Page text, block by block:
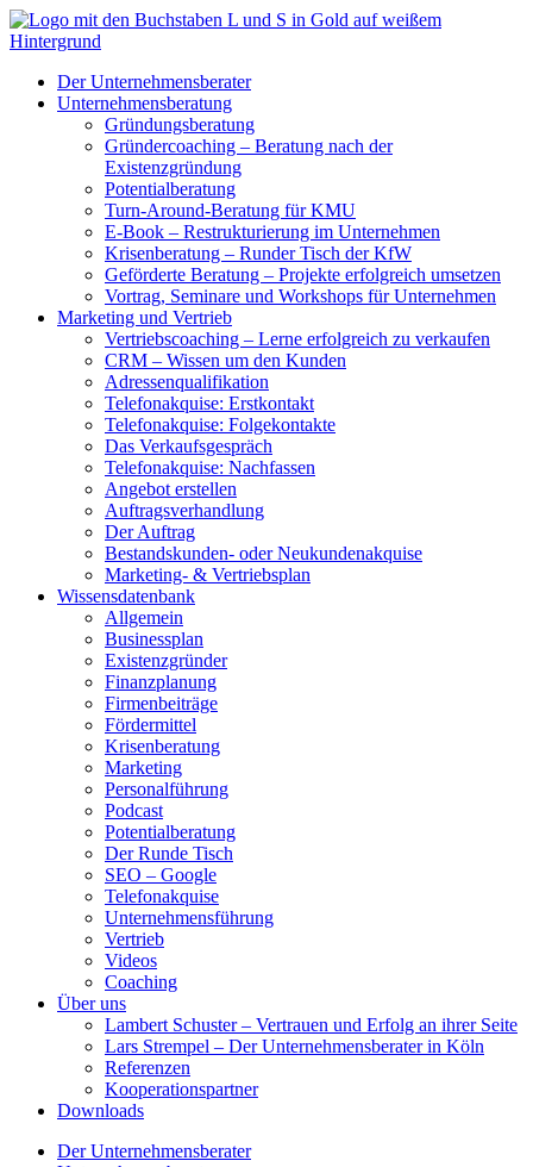
Zum
Inhalt
Der Unternehmensberater
Unternehmensberatung
Gründungsberatung
Gründercoaching – Beratung nach der
Existenzgründung
Potentialberatung
Turn-Around-Beratung für KMU
E-Book – Restrukturierung im Unternehmen
Krisenberatung – Runder Tisch der KfW
Geförderte Beratung – Projekte erfolgreich umsetzen
Vortrag, Seminare und Workshops für Unternehmen
Marketing und Vertrieb
Vertriebscoaching – Lerne erfolgreich zu verkaufen
CRM – Wissen um den Kunden
Adressenqualifikation
Telefonakquise: Erstkontakt
Telefonakquise: Folgekontakte
Das Verkaufsgespräch
Telefonakquise: Nachfassen
Angebot erstellen
Auftragsverhandlung
Der Auftrag
Bestandskunden- oder Neukundenakquise
Marketing- & Vertriebsplan
Wissensdatenbank
Allgemein
Businessplan
Existenzgründer
Finanzplanung
Firmenbeiträge
Fördermittel
Krisenberatung
Marketing
Personalführung
Podcast
Potentialberatung
Der Runde Tisch
SEO – Google
Telefonakquise
Unternehmensführung
Vertrieb
Videos
Coaching
Über uns
Lambert Schuster – Vertrauen und Erfolg an ihrer Seite
Lars Strempel – Der Unternehmensberater in Köln
Referenzen
Kooperationspartner
Downloads
Der Unternehmensberater